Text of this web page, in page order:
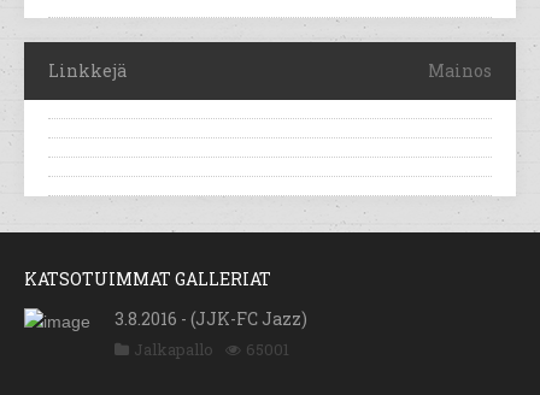
Linkkejä Mainos
KATSOTUIMMAT GALLERIAT
3.8.2016 - (JJK-FC Jazz)
Jalkapallo 65001